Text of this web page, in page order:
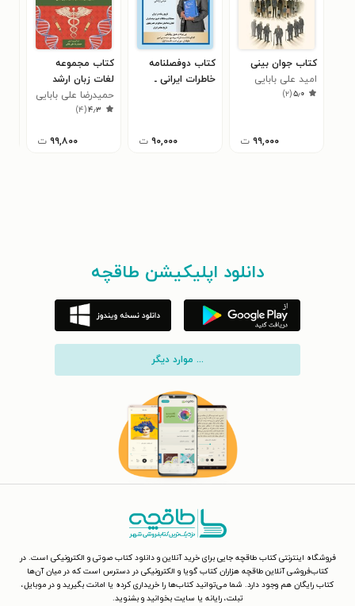
کتاب جوان بینی
امید علی بابایی
۵٫۰(۲)
۹۹,۰۰۰ ت
کتاب دوفصلنامه
خاطرات ایرانی ـ
۹۰,۰۰۰ ت
کتاب مجموعه
لغات زبان ارشد
وزارت بهداشت +
سوالات دکترای
حمیدرضا علی بابایی
۴٫۳(۴)
۹۹,۸۰۰ ت
دانلود اپلیکیشن طاقچه
... موارد دیگر
فروشگاه اینترنتی کتاب طاقچه جایی برای خرید آنلاین و دانلود کتاب صوتی و الکترونیکی است. در
کتاب‌فروشی آنلاین طاقچه هزاران کتاب گویا و الکترونیکی در دسترس است که در میان آن‌ها
کتاب رایگان هم وجود دارد. شما می‌توانید کتاب‌ها را خریداری کرده یا امانت بگیرید و در موبایل،
تبلت، رایانه یا سایت بخوانید و بشنوید.